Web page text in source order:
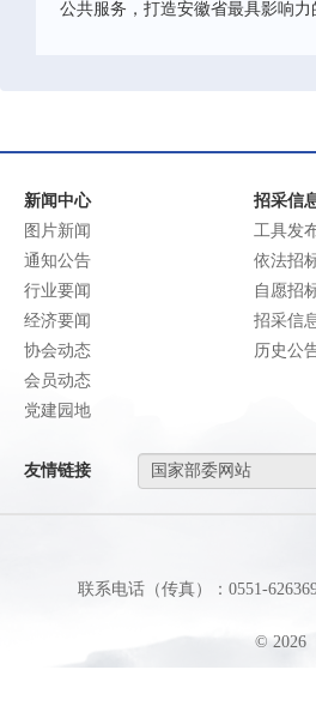
公共服务，打造安徽省最具影响力
新闻中心
图片新闻
通知公告
行业要闻
经济要闻
协会动态
会员动态
党建园地
招采信
工具发
依法招
自愿招
招采信
历史公
友情链接
联系电话（传真）：0551-
© 2026